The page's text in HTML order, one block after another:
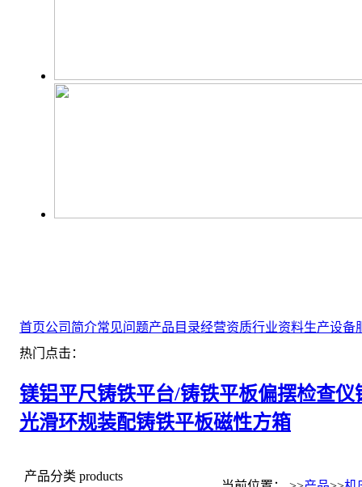
首页公司简介常见问题产品目录经营资质行业资料生产设备
热门点击：
镁铝平尺铸铁平台/铸铁平板偏摆检查仪
光滑环规装配铸铁平板磁性方箱
产品分类 products